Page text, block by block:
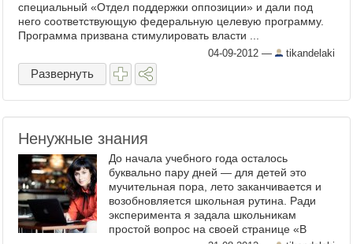
специальный «Отдел поддержки оппозиции» и дали под
него соответствующую федеральную целевую программу.
Программа призвана стимулировать власти ...
04-09-2012 — tikandelaki
Развернуть
Ненужные знания
До начала учебного года осталось
буквально пару дней — для детей это
мучительная пора, лето заканчивается и
возобновляется школьная рутина. Ради
эксперимента я задала школьникам
простой вопрос на своей странице «В